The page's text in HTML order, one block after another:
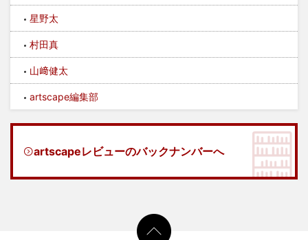
星野太
村田真
山﨑健太
artscape編集部
artscapeレビューのバックナンバーへ